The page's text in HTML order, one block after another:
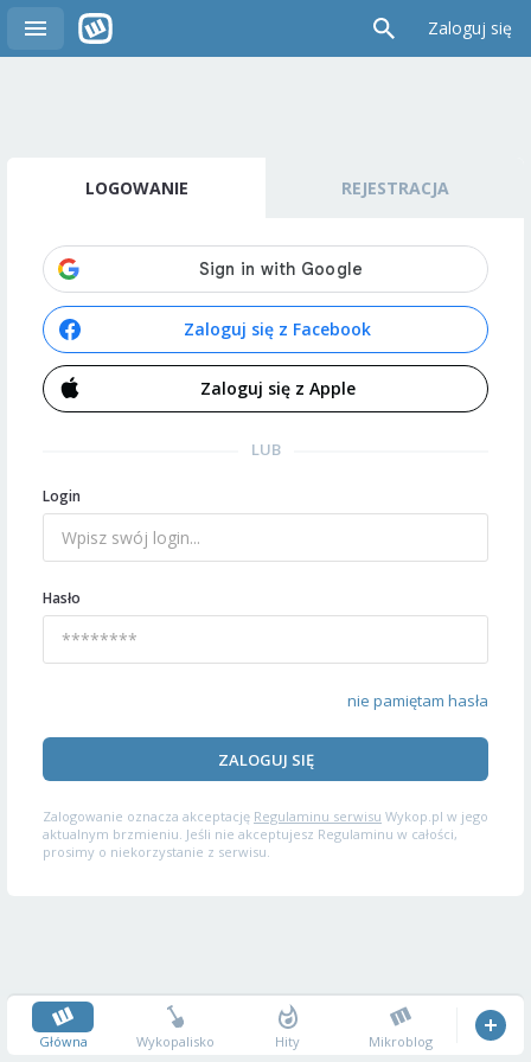
Zaloguj się
LOGOWANIE REJESTRACJA
Zaloguj się z Facebook
Zaloguj się z Apple
LUB
Login
Hasło
nie pamiętam hasła
ZALOGUJ SIĘ
Zalogowanie oznacza akceptację Regulaminu serwisu Wykop.pl w jego
aktualnym brzmieniu. Jeśli nie akceptujesz Regulaminu w całości,
prosimy o niekorzystanie z serwisu.
Główna Wykopalisko Hity Mikroblog